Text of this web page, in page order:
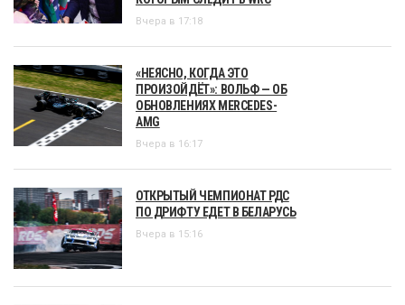
Вчера в 17:18
«НЕЯСНО, КОГДА ЭТО
ПРОИЗОЙДЁТ»: ВОЛЬФ — ОБ
ОБНОВЛЕНИЯХ MERCEDES-
AMG
Вчера в 16:17
ОТКРЫТЫЙ ЧЕМПИОНАТ РДС
ПО ДРИФТУ ЕДЕТ В БЕЛАРУСЬ
Вчера в 15:16